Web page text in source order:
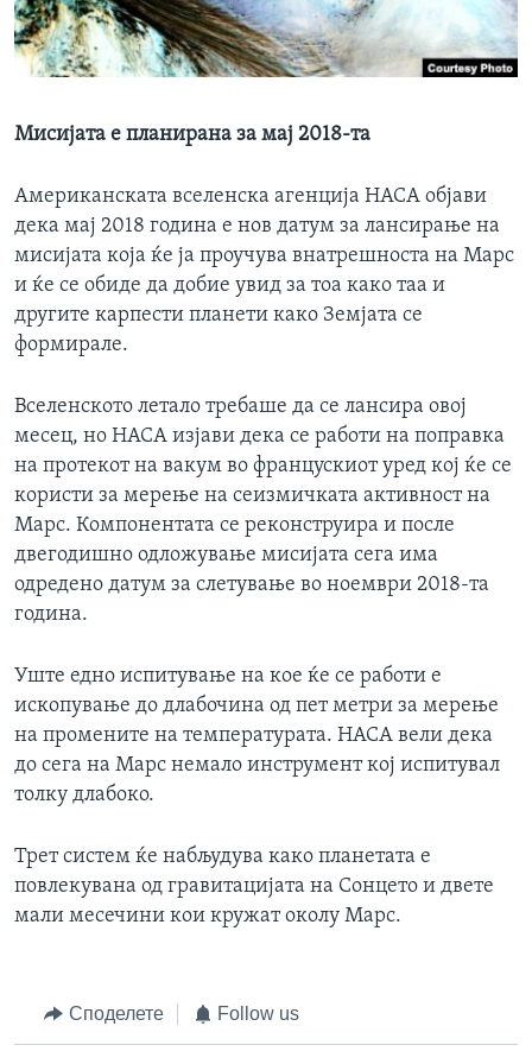
ИНТЕРВЈУА
Јазици
Мисијата е планирана за мај 2018-та
Американската вселенска агенција НАСА објави
дека мај 2018 година е нов датум за лансирање на
мисијата која ќе ја проучува внатрешноста на Марс
и ќе се обиде да добие увид за тоа како таа и
другите карпести планети како Земјата се
формирале.
Вселенското летало требаше да се лансира овој
месец, но НАСА изјави дека се работи на поправка
на протекот на вакум во францускиот уред кој ќе се
користи за мерење на сеизмичката активност на
Марс. Компонентата се реконструира и после
двегодишно одложување мисијата сега има
одредено датум за слетување во ноември 2018-та
година.
Уште едно испитување на кое ќе се работи е
ископување до длабочина од пет метри за мерење
на промените на температурата. НАСА вели дека
до сега на Марс немало инструмент кој испитувал
толку длабоко.
Трет систем ќе набљудува како планетата е
повлекувана од гравитацијата на Сонцето и двете
мали месечини кои кружат околу Марс.
Споделете Follow us